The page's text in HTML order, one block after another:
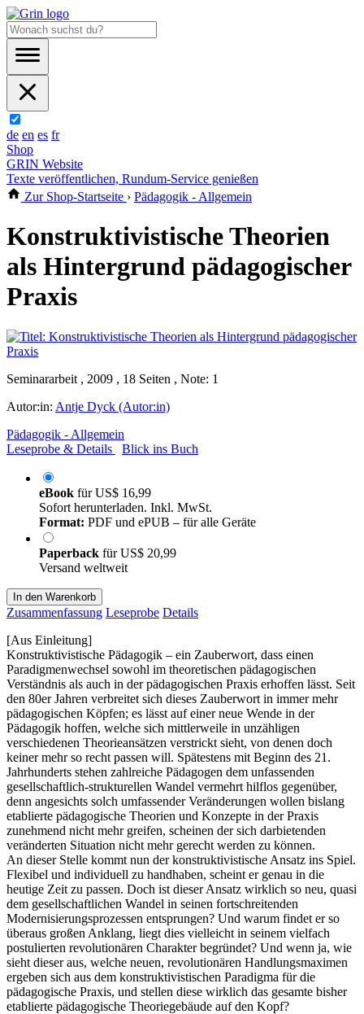
de en es fr
Shop
GRIN Website
Texte veröffentlichen, Rundum-Service genießen
Zur Shop-Startseite › Pädagogik - Allgemein
Konstruktivistische Theorien
als Hintergrund pädagogischer
Praxis
Seminararbeit , 2009 , 18 Seiten , Note: 1
Autor:in: Antje Dyck (Autor:in)
Pädagogik - Allgemein
Leseprobe & Details
Blick ins Buch
eBook fürUS$ 16,99
Sofort herunterladen. Inkl. MwSt.
Format: PDF und ePUB – für alle Geräte
Paperback fürUS$ 20,99
Versand weltweit
In den Warenkorb
Zusammenfassung Leseprobe Details
[Aus Einleitung]
Konstruktivistische Pädagogik – ein Zauberwort, dass einen
Paradigmenwechsel sowohl im theoretischen pädagogischen
Verständnis als auch in der pädagogischen Praxis erhoffen lässt. Seit
den 80er Jahren verbreitet sich dieses Zauberwort in immer mehr
pädagogischen Köpfen; es lässt auf einer neue Wende in der
Pädagogik hoffen, welche sich mittlerweile in unzähligen
verschiedenen Theorieansätzen verstrickt sieht, von denen doch
keiner mehr so recht passen will. Spätestens mit Beginn des 21.
Jahrhunderts stehen zahlreiche Pädagogen dem unfassenden
gesellschaftlich-strukturellen Wandel vermehrt hilflos gegenüber,
denn angesichts solch umfassender Veränderungen wollen bislang
etablierte pädagogische Theorien und Konzepte in der Praxis
zunehmend nicht mehr greifen, scheinen der sich darbietenden
veränderten Situation nicht mehr gerecht werden zu können.
An dieser Stelle kommt nun der konstruktivistische Ansatz ins Spiel.
Flexibel und individuell zu handhaben, scheint er genau in die
heutige Zeit zu passen. Doch ist dieser Ansatz wirklich so neu, quasi
dem gesellschaftlichen Wandel in seinen fortschreitenden
Modernisierungsprozessen entsprungen? Und warum findet er so
überaus großen Anklang, liegt dies vielleicht in seinem vielfach
postulierten revolutionären Charakter begründet? Und wenn ja, wie
sieht dieser aus, welche neuen, revolutionären Handlungsmaximen
ergeben sich aus dem konstruktivistischen Paradigma für die
pädagogische Praxis, und stellen diese wirklich das gesamte bisher
etablierte pädagogische Theoriegebäude auf den Kopf?